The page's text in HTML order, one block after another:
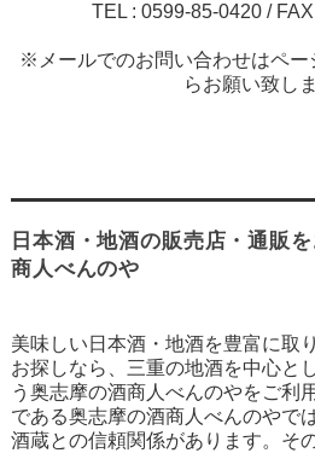
TEL : 0599-85-0420 /
※メールでのお問い合わせはペー
らお願い致しま
日本酒・地酒の販売店・通販
商人べんのや
美味しい日本酒・地酒を豊富に取
お探しなら、三重の地酒を中心と
う奥志摩の酒商人べんのやをご利
である奥志摩の酒商人べんのやで
酒蔵との信頼関係があります。そ